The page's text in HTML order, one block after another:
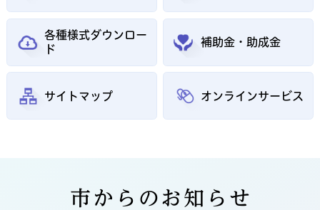
各種様式ダウンロー
ド
補助金・助成金
サイトマップ オンラインサービス
市からのお知らせ